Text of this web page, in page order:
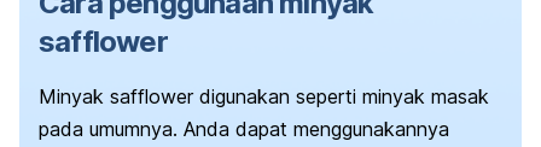
safflower
Minyak safflowerdigunakan seperti minyak masak
pada umumnya. Anda dapat menggunakannya